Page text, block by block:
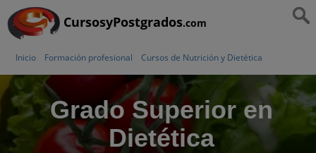
CursosyPostgrados.com
Inicio Formación profesional Cursos de Nutrición y Dietética
Grado Superior en
Dietética